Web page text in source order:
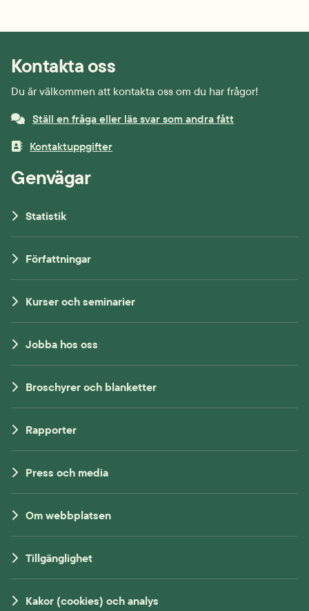
Kontakta oss
Du är välkommen att kontakta oss om du har frågor!
Ställ en fråga eller läs svar som andra fått
Kontaktuppgifter
Genvägar
Statistik
Författningar
Kurser och seminarier
Jobba hos oss
Broschyrer och blanketter
Rapporter
Press och media
Om webbplatsen
Tillgänglighet
Kakor (cookies) och analys